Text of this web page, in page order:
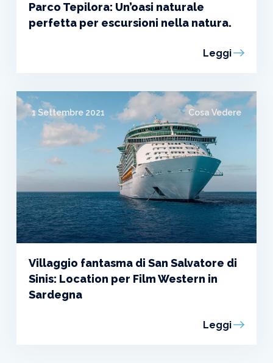
Parco Tepilora: Un’oasi naturale
perfetta per escursioni nella natura.
Leggi
1 Settembre 2021 Cosa Vedere
Villaggio fantasma di San Salvatore di
Sinis: Location per Film Western in
Sardegna
Leggi